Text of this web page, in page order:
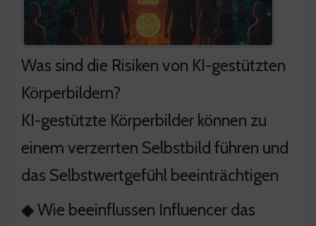
Was sind die Risiken von KI-gestützten
Körperbildern?
KI-gestützte Körperbilder können zu
einem verzerrten Selbstbild führen und
das Selbstwertgefühl beeinträchtigen
◆ Wie beeinflussen Influencer das